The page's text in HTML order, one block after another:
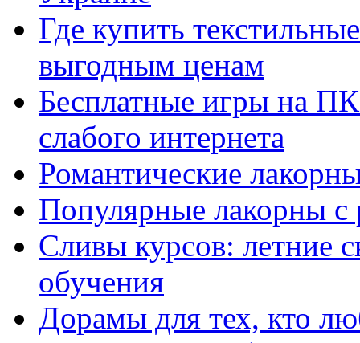
Где купить
выгодным ценам
Бесплатные игры на
слабого интернета
Романтические
Популярные лакорны с
Сливы курсов: летние
обучения
Дорамы для тех, кто